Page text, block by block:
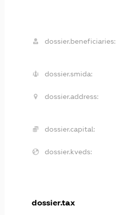
dossier.beneficiaries:
dossier.smida:
dossier.address:
dossier.capital:
dossier.kveds:
dossier.tax